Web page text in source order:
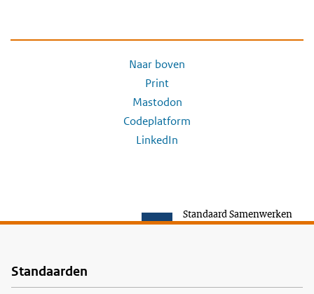
Naar boven
Print
Mastodon
Codeplatform
LinkedIn
Standaard Samenwerken
Voet
Standaarden